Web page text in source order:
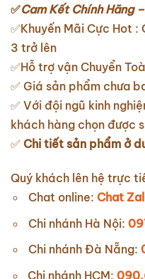
✅Cam Kết Chính Hãng
✅Khuyến Mãi Cực Hot :
3 trở lên
✅Hỗ trợ vận Chuyển
✅ Giá sản phẩm chưa
✅ Với đội ngũ kinh
khách hàng chọn được
✅ Chi tiết sản phẩm ở
Quý khách lên hệ trực
Chat online: Chat
Chi nhánh Hà Nội:
Chi nhánh Đà Nẵng:
Chi nhánh HCM: